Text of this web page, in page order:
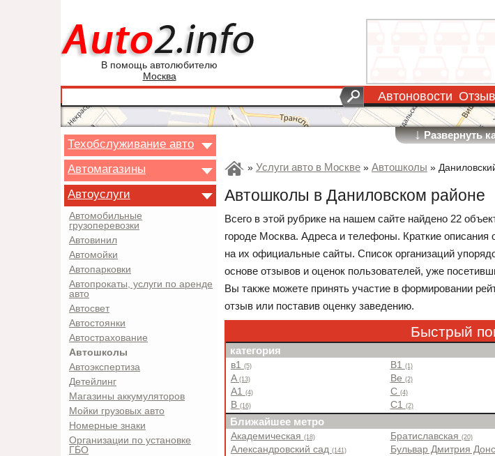
В помощь автолюбителю
Москва
Автоновости
↓Развернуть
Техобслуживание авто
Автомагазины
Автоуслуги
Автомобильные
грузоперевозки
Автовинил
Автомойки
Автопарковки
Автопрокаты, услуги по аренде
авто
Автосвет
Автостоянки
Автострахование
Автошколы
Автоэкспертиза
Детейлинг
Магазины аккумуляторов
Мойки грузовых авто
Номерные знаки
Организации по установке
ГБО
» Услуги авто в Москве » Автошколы »
Автошколы в Даниловском районе
Всего в этой рубрике на нашем сайте найдено 22
городе Москва. Адреса и телефоны. Краткие
на их официальные сайты. Список организаций
основе отзывов и оценок пользователей, уже
Вы также можете принять участие в формировании
отзыв или поставив оценку заведению.
Быстрый
категория
в1 (5)
A (13)
A1 (4)
B (16)
B1 (1)
Be (2)
C (4)
C1 (2)
Ближайшее метро
Академическая (18)
Александровский сад (141)
Братиславская (20)
Бульвар Дмитрия